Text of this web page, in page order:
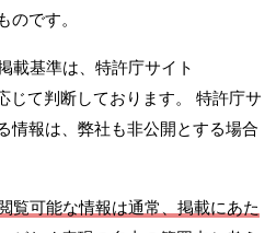
です。
載基準は、特許庁サイト
て判断しております。 特許庁サ
情報は、弊社も非公開とする場合
覧可能な情報は通常、掲載にあた